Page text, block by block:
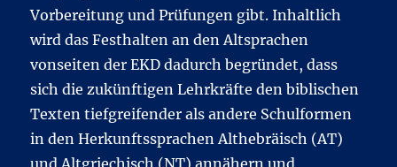
Vorbereitung und Prüfungen gibt. Inhaltlich
wird das Festhalten an den Altsprachen
vonseiten der EKD dadurch begründet, dass
sich die zukünftigen Lehrkräfte den biblischen
Texten tiefgreifender als andere Schulformen
in den Herkunftssprachen Althebräisch (AT)
und Altgriechisch (NT) annähern und